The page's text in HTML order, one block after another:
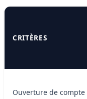
CRITÈRES
Ouverture de compte